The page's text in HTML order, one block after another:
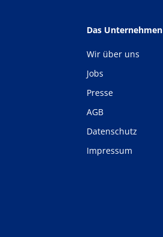
Das Unternehmen
Wir über uns
Jobs
Presse
AGB
Datenschutz
Impressum